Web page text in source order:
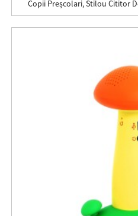
Copii Preșcolari, Stilou Cititor